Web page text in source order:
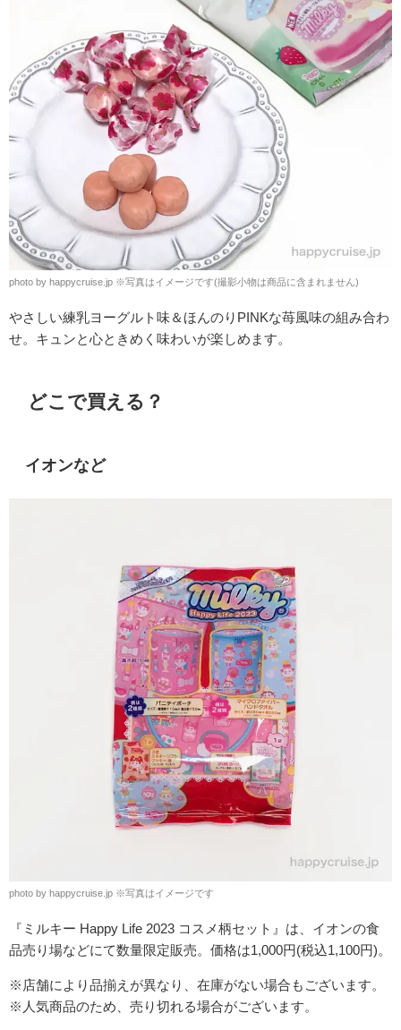
photo by happycruise.jp ※写真はイメージです(撮影小物は商品に含まれません)
やさしい練乳ヨーグルト味＆ほんのりPINKな苺風味の組み合わ
せ。キュンと心ときめく味わいが楽しめます。
どこで買える？
イオンなど
photo by happycruise.jp ※写真はイメージです
『ミルキー Happy Life 2023 コスメ柄セット』は、イオンの食
品売り場などにて数量限定販売。価格は1,000円(税込1,100円)。
※店舗により品揃えが異なり、在庫がない場合もございます。
※人気商品のため、売り切れる場合がございます。